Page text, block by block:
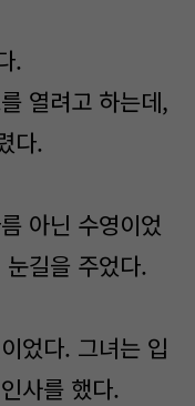
.
열려고 하는데,
다.
아닌 수영이었
길을 주었다.
었다. 그녀는 입
사를 했다.